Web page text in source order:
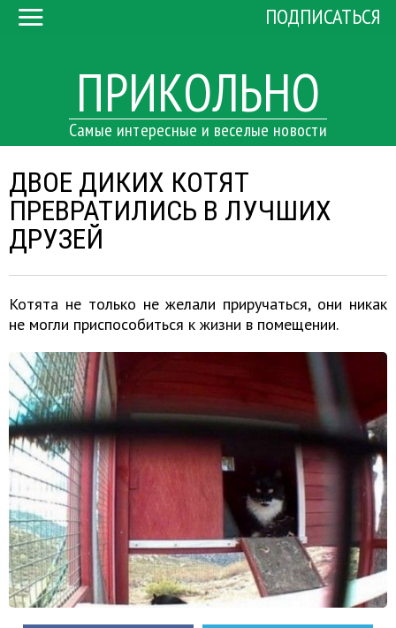
ПРИКОЛЬНО
Самые интересные и веселые новости
ПОДПИСАТЬСЯ
ДВОЕ ДИКИХ КОТЯТ
ПРЕВРАТИЛИСЬ В ЛУЧШИХ
ДРУЗЕЙ
Котята не только не желали приручаться, они никак
не могли приспособиться к жизни в помещении.